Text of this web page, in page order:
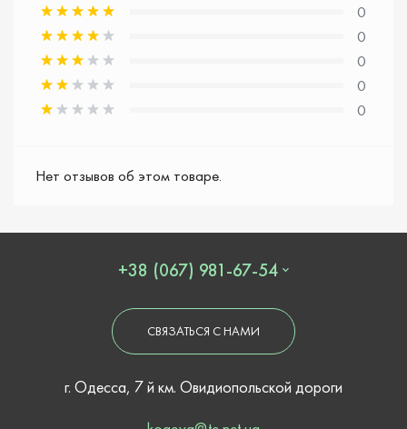
0
0
0
0
0
Нет отзывов об этом товаре.
+38 (067) 981-67-54
СВЯЗАТЬСЯ С НАМИ
г. Одесса, 7 й км. Овидиопольской дороги